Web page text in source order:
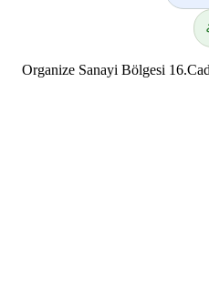
Organize Sanayi Bölgesi